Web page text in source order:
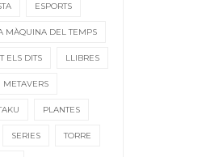
ESPORTS
MÀQUINA DEL TEMPS
ELS DITS LLIBRES
METAVERS
PLANTES
SERIES TORRE